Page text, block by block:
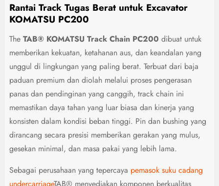
Rantai Track Tugas Berat untuk Excavator
KOMATSU PC200
The TAB® KOMATSU Track Chain PC200 dibuat untuk
memberikan kekuatan, ketahanan aus, dan keandalan yang
unggul di lingkungan yang paling berat. Terbuat dari baja
paduan premium dan diolah melalui proses pengerasan
panas dan pendinginan yang canggih, track chain ini
memastikan daya tahan yang luar biasa dan kinerja yang
konsisten dalam kondisi beban tinggi. Pin dan bushing yang
dirancang secara presisi memberikan gerakan yang mulus,
gesekan minimal, dan masa pakai yang lebih lama.
Sebagai perusahaan yang tepercaya pemasok suku cadang
undercarriageTAB® menyediakan komponen berkualitas